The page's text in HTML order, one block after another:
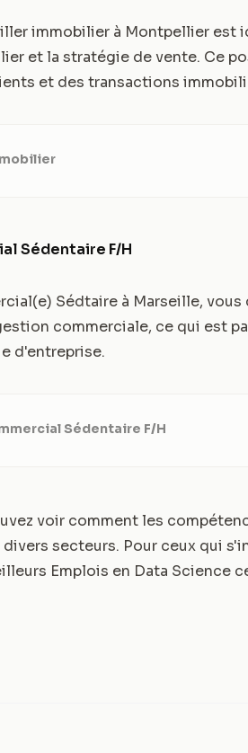
immobilier à Montpellier est
et la stratégie de vente. Ce
et des transactions
Sédentaire F/H
Sédtaire à Marseille, vous
commerciale, ce qui est
d'entreprise.
Sédentaire F/H
voir comment les
secteurs. Pour ceux qui
Emplois en Data Science